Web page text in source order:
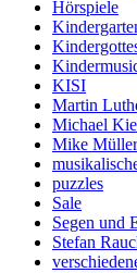
Hörspiele
KISI
Martin
Michael
Mike
puzzles
Sale
Segen und
Stefan